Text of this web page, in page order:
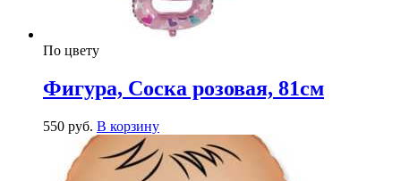
По цвету
Фигура, Соска розовая, 81см
550 руб. В корзину